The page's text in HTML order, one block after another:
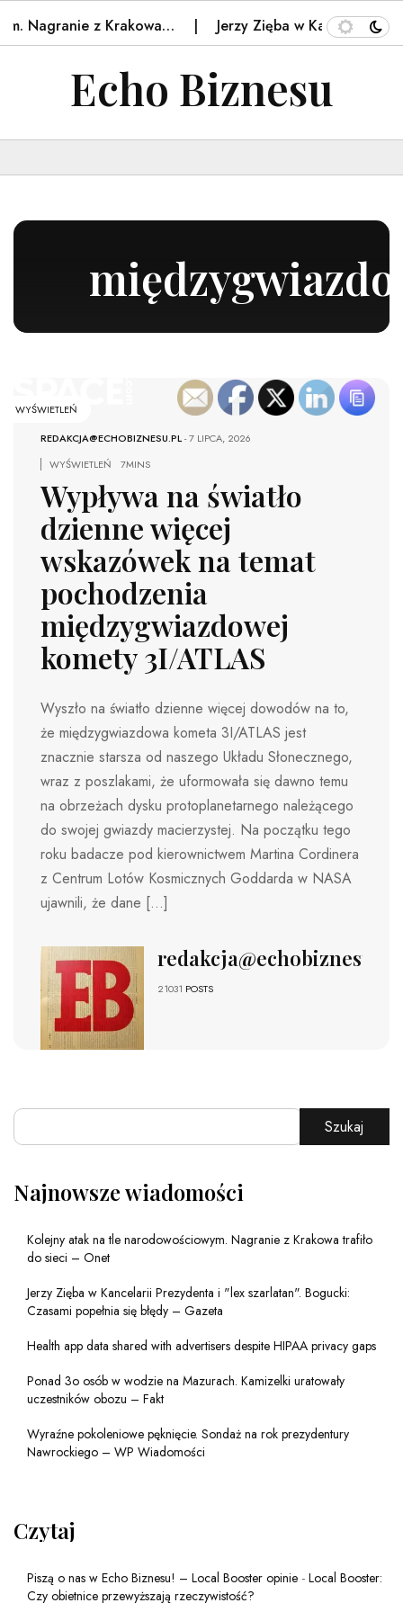
Nagranie z Krakowa… Jerzy Zięba w Kancelarii
Echo Biznesu
WYŚWIETLEŃ
REDAKCJA@ECHOBIZNESU.PL-7 LIPCA, 2026
WYŚWIETLEŃ
7MINS
Wypływa na światło
dzienne więcej
wskazówek na temat
pochodzenia
międzygwiazdowej
komety 3I/ATLAS
Wyszło na światło dzienne więcej dowodów na to,
że międzygwiazdowa kometa 3I/ATLAS jest
znacznie starsza od naszego Układu Słonecznego,
wraz z poszlakami, że uformowała się dawno temu
na obrzeżach dysku protoplanetarnego należącego
do swojej gwiazdy macierzystej. Na początku tego
roku badacze pod kierownictwem Martina Cordinera
z Centrum Lotów Kosmicznych Goddarda w NASA
ujawnili, że dane […]
redakcja@echobiznesu.pl
21031 POSTS
Szukaj
Najnowsze wiadomości
Kolejny atak na tle narodowościowym. Nagranie z Krakowa trafiło
do sieci – Onet
Jerzy Zięba w Kancelarii Prezydenta i "lex szarlatan". Bogucki:
Czasami popełnia się błędy – Gazeta
Health app data shared with advertisers despite HIPAA privacy gaps
Ponad 3o osób w wodzie na Mazurach. Kamizelki uratowały
uczestników obozu – Fakt
Wyraźne pokoleniowe pęknięcie. Sondaż na rok prezydentury
Nawrockiego – WP Wiadomości
Czytaj
Piszą o nas w Echo Biznesu! – Local Booster opinie - Local Booster:
Czy obietnice przewyższają rzeczywistość?